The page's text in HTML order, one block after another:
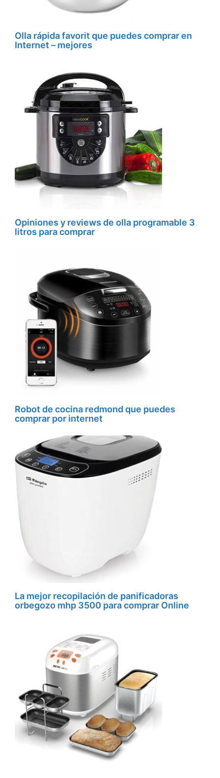
Olla rápida favorit que puedes comprar en
Internet – mejores
Opiniones y reviews de olla programable 3
litros para comprar
Robot de cocina redmond que puedes
comprar por internet
La mejor recopilación de panificadoras
orbegozo mhp 3500 para comprar Online